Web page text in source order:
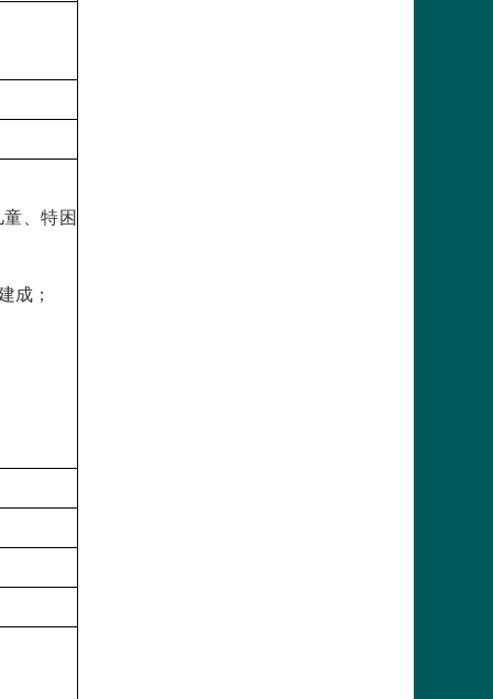
、特困
成；